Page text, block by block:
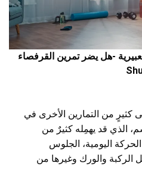
-هل يضر تمرين القرفصاء
كثيرٍ من التمارين الأخرى في
الذي قد يهمِله كثيرٌ من
اليومية، الجلوس
الركبة والورك وغيرها من